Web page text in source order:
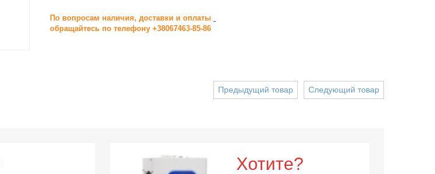
По вопросам наличия, доставки и оплаты
обращайтесь по телефону +38067463-85-86
Следующий товар
Предыдущий товар
Хотите?